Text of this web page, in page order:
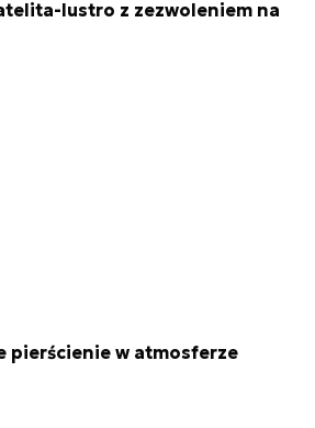
lustro z zezwoleniem na
pierścienie w atmosferze